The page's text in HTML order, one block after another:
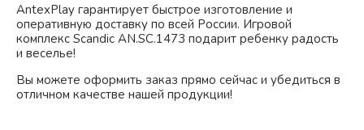
AntexPlay гарантирует быстрое изготовление и
оперативную доставку по всей России. Игровой
комплекс Scandic AN.SC.1473 подарит ребенку радость
и веселье!
Вы можете оформить заказ прямо сейчас и убедиться в
отличном качестве нашей продукции!